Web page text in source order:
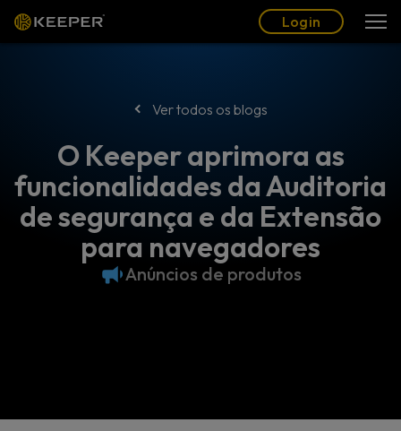
Login
Ver todos os blogs
O Keeper aprimora as
funcionalidades da Auditoria
de segurança e da Extensão
para navegadores
Anúncios de produtos